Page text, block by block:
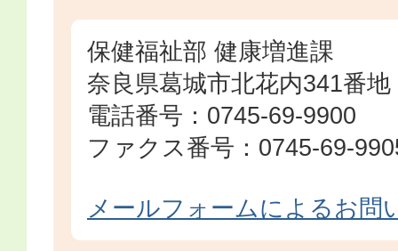
保健福祉部 健康増進課
奈良県葛城市北花内341番地
電話番号：0745-69-9900
ファクス番号：0745-69-
メールフォームによるお問